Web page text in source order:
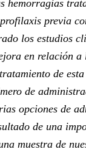
hemorragias
previa
los estudios
en relación a
de
de
opciones de
de una
muestra de